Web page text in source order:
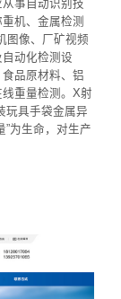
事自动识别技
机、金属检测
图像、厂矿视频
动化检测设
品原材料、铝
重量检测。X射
玩具手袋金属异
”为生命，对生产